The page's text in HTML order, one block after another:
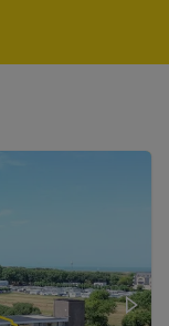
Next